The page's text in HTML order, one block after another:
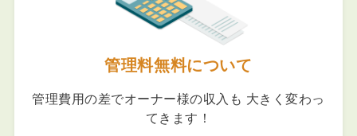
管理料無料について
管理費用の差でオーナー様の収入も 大きく変わっ
てきます！